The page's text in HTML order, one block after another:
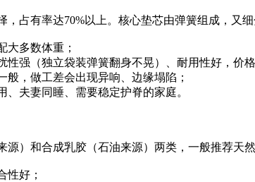
，占有率达70%以上。核心垫芯由弹簧组成，又
大多数体重；
性强（独立袋装弹簧翻身不晃）、耐用性好，价
般，做工差会出现异响、边缘塌陷；
、夫妻同睡、需要稳定护脊的家庭。
源）和合成乳胶（石油来源）两类，一般推荐天然
性好；